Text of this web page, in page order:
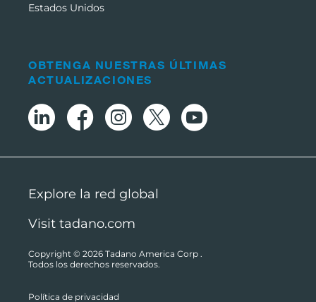
Estados Unidos
OBTENGA NUESTRAS ÚLTIMAS
ACTUALIZACIONES
Explore la red global
Visit tadano.com
Copyright © 2026 Tadano America Corp .
Todos los derechos reservados.
Política de privacidad